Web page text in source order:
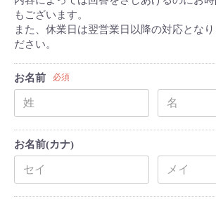
もございます。
また、休業日は翌営業日以降の対応とな
ださい。
お名前 必須
お名前(カナ)